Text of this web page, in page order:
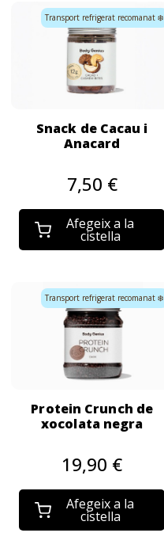
Transport refrigerat recomanat ❄️
Snack de Cacau i
Anacard
7,50 €
Afegeix a la
cistella
Transport refrigerat recomanat ❄️
Protein Crunch de
xocolata negra
19,90 €
Afegeix a la
cistella